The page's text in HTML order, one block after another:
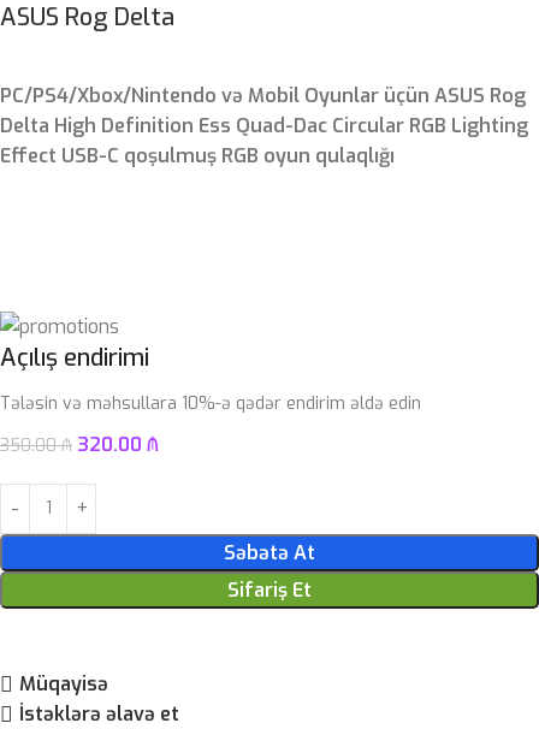
ASUS Rog Delta
PC/PS4/Xbox/Nintendo və Mobil Oyunlar üçün ASUS Rog
Delta High Definition Ess Quad-Dac Circular RGB Lighting
Effect USB-C qoşulmuş RGB oyun qulaqlığı
Açılış endirimi
Tələsin və məhsullara 10%-ə qədər endirim əldə edin
350.00₼ 320.00 ₼
Səbətə At
Sifariş Et
Müqayisə
İstəklərə əlavə et